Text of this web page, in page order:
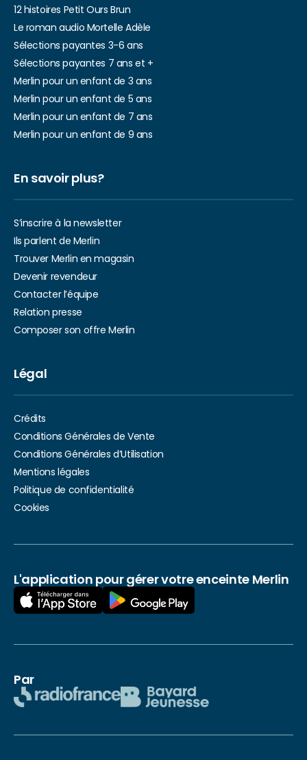
12 histoires Petit Ours Brun
Le roman audio Mortelle Adèle
Sélections payantes 3-6 ans
Sélections payantes 7 ans et +
Merlin pour un enfant de 3 ans
Merlin pour un enfant de 5 ans
Merlin pour un enfant de 7 ans
Merlin pour un enfant de 9 ans
En savoir plus?
S’inscrire à la newsletter
Ils parlent de Merlin
Trouver Merlin en magasin
Devenir revendeur
Contacter l’équipe
Relation presse
Composer son offre Merlin
Légal
Crédits
Conditions Générales de Vente
Conditions Générales d’Utilisation
Mentions légales
Politique de confidentialité
Cookies
L'application pour gérer votre enceinte Merlin
Par